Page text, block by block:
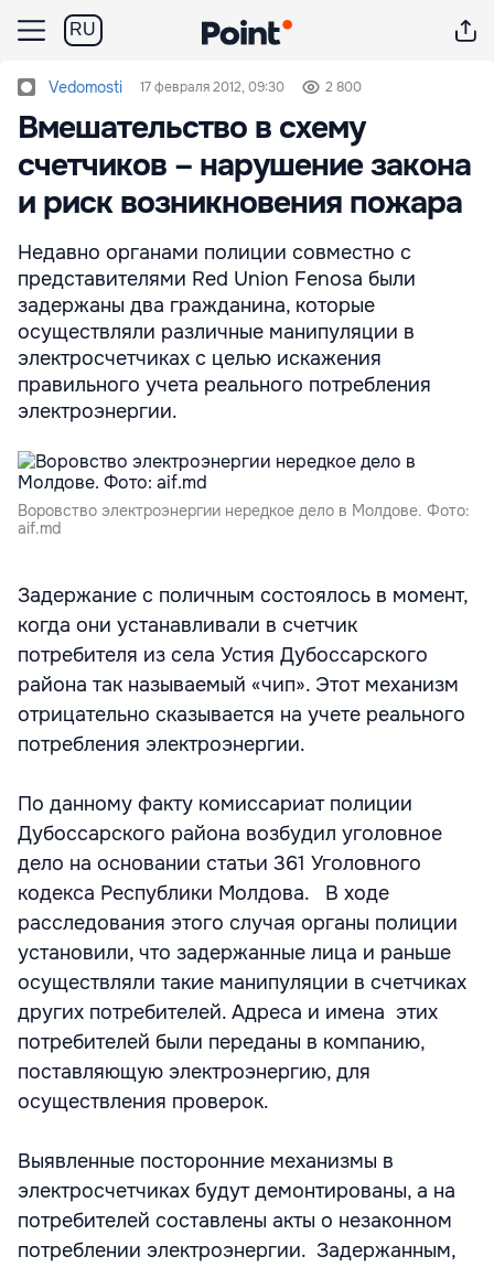
RU
Vedomosti 17 февраля 2012, 09:30 2 800
Вмешательство в схему
счетчиков – нарушение закона
и риск возникновения пожара
Недавно органами полиции совместно с
представителями Red Union Fenosa были
задержаны два гражданина, которые
осуществляли различные манипуляции в
электросчетчиках с целью искажения
правильного учета реального потребления
электроэнергии.
Воровство электроэнергии нередкое дело в Молдове. Фото:
aif.md
Задержание c поличным состоялось в момент,
когда они устанавливали в счетчик
потребителя из села Устия Дубоссарского
района так называемый «чип». Этот механизм
отрицательно сказывается на учете реального
потребления электроэнергии.
По данному факту комиссариат полиции
Дубоссарского района возбудил уголовное
дело на основании статьи 361 Уголовного
кодекса Республики Молдова. В ходе
расследования этого случая органы полиции
установили, что задержанные лица и раньше
осуществляли такие манипуляции в счетчиках
других потребителей. Адреса и имена этих
потребителей были переданы в компанию,
поставляющую электроэнергию, для
осуществления проверок.
Выявленные посторонние механизмы в
электросчетчиках будут демонтированы, а на
потребителей составлены акты о незаконном
потреблении электроэнергии. Задержанным,